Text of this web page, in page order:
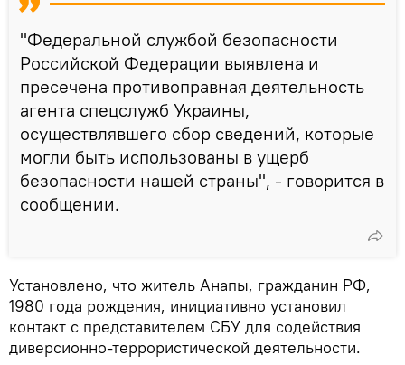
"Федеральной службой безопасности
Российской Федерации выявлена и
пресечена противоправная деятельность
агента спецслужб Украины,
осуществлявшего сбор сведений, которые
могли быть использованы в ущерб
безопасности нашей страны", - говорится в
сообщении.
Установлено, что житель Анапы, гражданин РФ,
1980 года рождения, инициативно установил
контакт с представителем СБУ для содействия
диверсионно-террористической деятельности.